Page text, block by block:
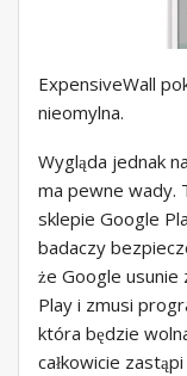
ExpensiveWall
nieomylna.
Wygląda jednak
ma pewne wady.
sklepie Google
badaczy
że Google usunie
Play i zmusi
która będzie
całkowicie